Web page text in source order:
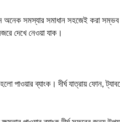
অনেক সমস্যার সমাধান সহজেই করা
দেখে নেওয়া যাক।
ব্যাংক। দীর্ঘ যাত্রায় ফোন,